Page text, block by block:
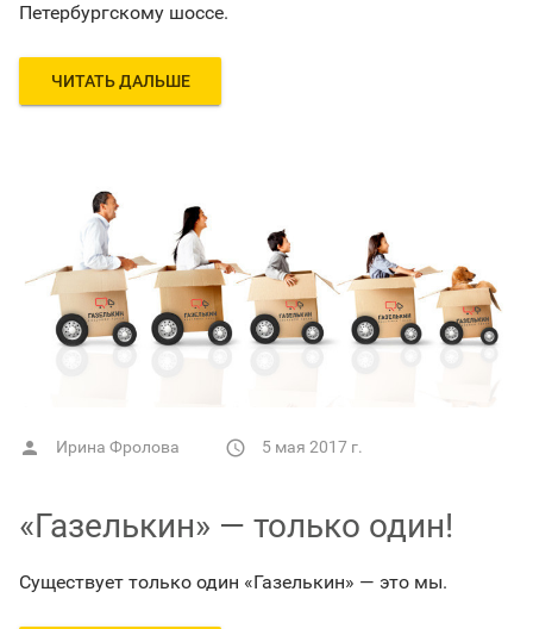
Петербургскому шоссе.
ЧИТАТЬ ДАЛЬШЕ
 Ирина Фролова  5 мая 2017 г.
«Газелькин» — только один!
Существует только один «Газелькин» — это мы.